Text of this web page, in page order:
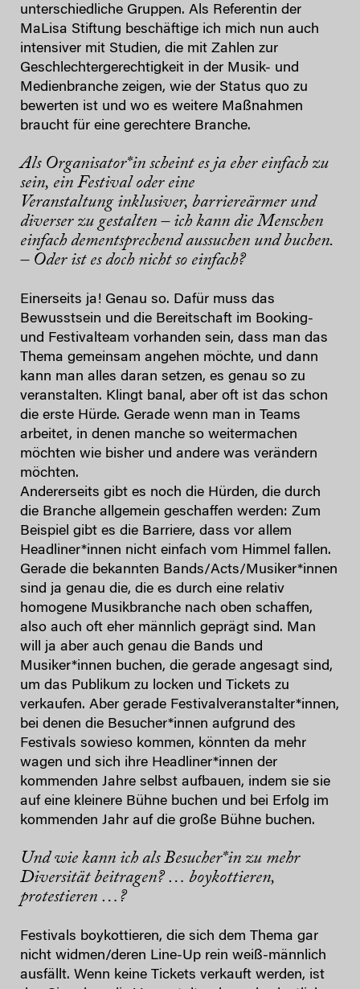
unterschiedliche Gruppen. Als Referentin der
MaLisa Stiftung beschäftige ich mich nun auch
intensiver mit Studien, die mit Zahlen zur
Geschlechtergerechtigkeit in der Musik- und
Medienbranche zeigen, wie der Status quo zu
bewerten ist und wo es weitere Maßnahmen
braucht für eine gerechtere Branche.
Als Organisator*in scheint es ja eher einfach zu
sein, ein Festival oder eine
Veranstaltung inklusiver, barriereärmer und
diverser zu gestalten – ich kann die Menschen
einfach dementsprechend aussuchen und buchen.
– Oder ist es doch nicht so einfach?
Einerseits ja! Genau so. Dafür muss das
Bewusstsein und die Bereitschaft im Booking-
und Festivalteam vorhanden sein, dass man das
Thema gemeinsam angehen möchte, und dann
kann man alles daran setzen, es genau so zu
veranstalten. Klingt banal, aber oft ist das schon
die erste Hürde. Gerade wenn man in Teams
arbeitet, in denen manche so weitermachen
möchten wie bisher und andere was verändern
möchten.
Andererseits gibt es noch die Hürden, die durch
die Branche allgemein geschaffen werden: Zum
Beispiel gibt es die Barriere, dass vor allem
Headliner*innen nicht einfach vom Himmel fallen.
Gerade die bekannten Bands/Acts/Musiker*innen
sind ja genau die, die es durch eine relativ
homogene Musikbranche nach oben schaffen,
also auch oft eher männlich geprägt sind. Man
will ja aber auch genau die Bands und
Musiker*innen buchen, die gerade angesagt sind,
um das Publikum zu locken und Tickets zu
verkaufen. Aber gerade Festivalveranstalter*innen,
bei denen die Besucher*innen aufgrund des
Festivals sowieso kommen, könnten da mehr
wagen und sich ihre Headliner*innen der
kommenden Jahre selbst aufbauen, indem sie sie
auf eine kleinere Bühne buchen und bei Erfolg im
kommenden Jahr auf die große Bühne buchen.
Und wie kann ich als Besucher*in zu mehr
Diversität beitragen? … boykottieren,
protestieren …?
Festivals boykottieren, die sich dem Thema gar
nicht widmen/deren Line-Up rein weiß-männlich
ausfällt. Wenn keine Tickets verkauft werden, ist